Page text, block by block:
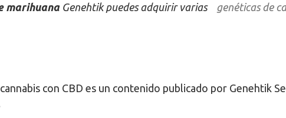
marihuana Genehtik puedes adquirir varias genéticas de
con CBD es un contenido publicado por Genehtik